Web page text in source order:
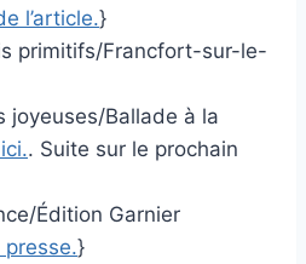
l’article.}
primitifs/Francfort-sur-le-
joyeuses/Ballade à la
. Suite sur le prochain
Édition Garnier
presse.}